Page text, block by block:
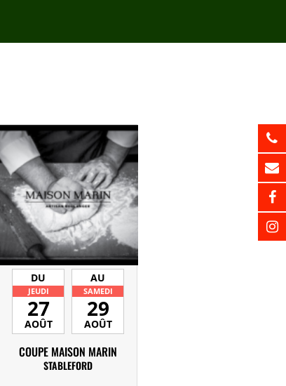
DU
JEUDI
27
AOÛT
AU
SAMEDI
29
AOÛT
COUPE MAISON MARIN
STABLEFORD